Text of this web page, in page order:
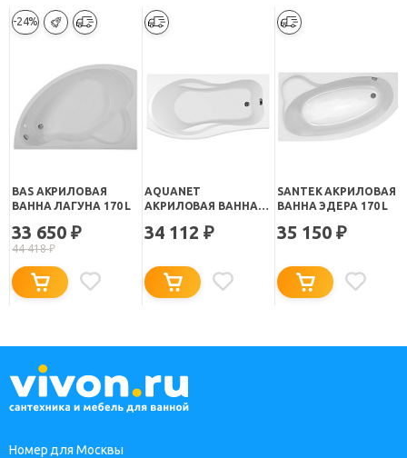
-24%
BAS АКРИЛОВАЯ
ВАННА ЛАГУНА 170 L
33 650 ₽
44 418₽
AQUANET
АКРИЛОВАЯ ВАННА
34 112 ₽
SANTEK АКРИЛОВАЯ
ВАННА ЭДЕРА 170 L
35 150 ₽
Номер для Москвы